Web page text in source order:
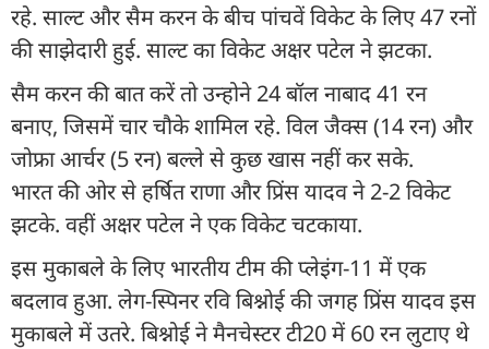
रहे. साल्ट और सैम करन के बीच पांचवें विकेट के लिए 47 रनों
की साझेदारी हुई. साल्ट का विकेट अक्षर पटेल ने झटका.
सैम करन की बात करें तो उन्होने 24 बॉल नाबाद 41 रन
बनाए, जिसमें चार चौके शामिल रहे. विल जैक्स (14 रन) और
जोफ्रा आर्चर (5 रन) बल्ले से कुछ खास नहीं कर सके.
भारत की ओर से हर्षित राणा और प्रिंस यादव ने 2-2 विकेट
झटके. वहीं अक्षर पटेल ने एक विकेट चटकाया.
इस मुकाबले के लिए भारतीय टीम की प्लेइंग-11 में एक
बदलाव हुआ. लेग-स्पिनर रवि बिश्नोई की जगह प्रिंस यादव इस
मुकाबले में उतरे. बिश्नोई ने मैनचेस्टर टी20 में 60 रन लुटाए थे